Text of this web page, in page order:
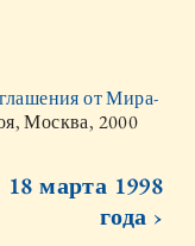
от Мира-
Москва, 2000
18 марта 1998
года ›